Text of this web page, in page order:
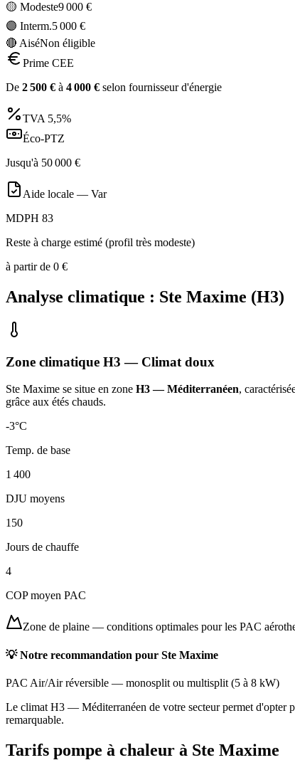
🟡 Modeste9 000 €
🟣 Interm.5 000 €
🔴 AiséNon éligible
Prime CEE
De 2 500 € à 4 000 € selon fournisseur d'énergie
TVA 5,5%
Éco-PTZ
Jusqu'à 50 000 €
Aide locale — Var
MDPH 83
Reste à charge estimé (profil très modeste)
à partir de 0 €
Analyse climatique : Ste Maxime (H3)
Zone climatique H3 — Climat doux
Ste Maxime se situe en zone H3 — Méditerranéen,
grâce aux étés chauds.
-3°C
Temp. de base
1 400
DJU moyens
150
Jours de chauffe
4
COP moyen PAC
Zone de plaine — conditions optimales pour les PAC
💡 Notre recommandation pour Ste Maxime
PAC Air/Air réversible — monosplit ou multisplit (5 à 8 kW)
Le climat H3 — Méditerranéen de votre secteur permet d'opter
remarquable.
Tarifs pompe à chaleur à Ste Maxime